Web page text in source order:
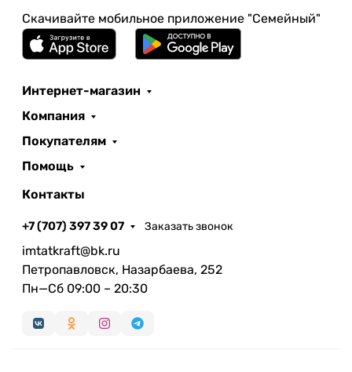
Скачивайте мобильное приложение "Семейный"
Интернет-магазин
Компания
Покупателям
Помощь
Контакты
+7 (707) 397 39 07 Заказать звонок
imtatkraft@bk.ru
Петропавловск, Назарбаева, 252
Пн—Сб 09:00 – 20:30